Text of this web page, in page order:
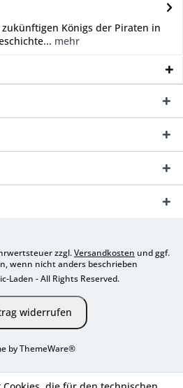
Königs der Piraten in
mehr
zzgl.Versandkosten und ggf.
wenn nicht anders beschrieben
Laden - All Rights Reserved.
widerrufen
byThemeWare®